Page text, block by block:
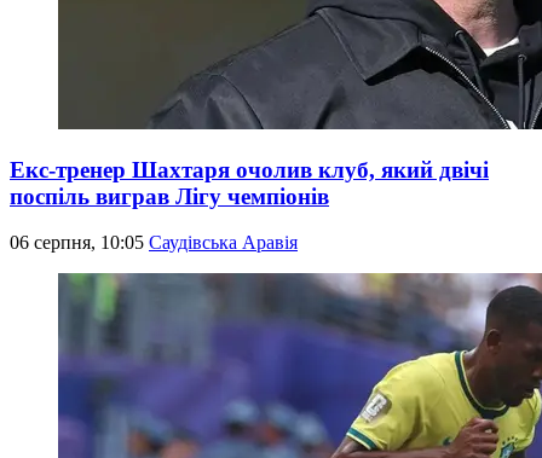
Екс-тренер Шахтаря очолив клуб, який двічі
поспіль виграв Лігу чемпіонів
06 серпня, 10:05 Саудівська Аравія